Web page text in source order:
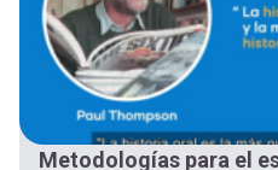
Metodologías para el